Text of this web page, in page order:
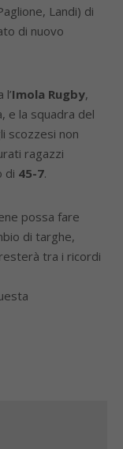
Landi) di
di nuovo
Imola Rugby,
e la squadra del
scozzesi non
ragazzi
di 45-7.
possa fare
di targhe,
tra i ricordi